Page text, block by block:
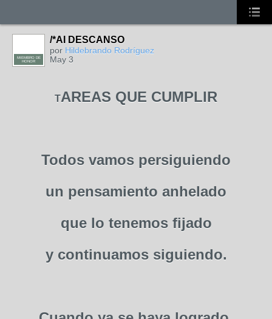
MIEMBRO DE
HONOR
/*AI DESCANSO
por Hildebrando Rodríguez
May 3
TAREAS QUE CUMPLIR
Todos vamos persiguiendo
un pensamiento anhelado
que lo tenemos fijado
y continuamos siguiendo.